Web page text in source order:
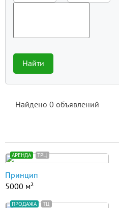
Найти
Найдено 0 объявлений
АРЕНДА ТРЦ
Принцип
5000 м²
ПРОДАЖА ТЦ